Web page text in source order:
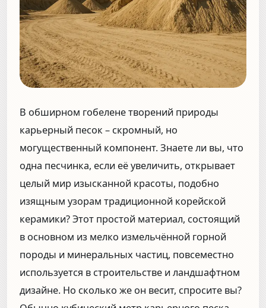
В обширном гобелене творений природы
карьерный песок – скромный, но
могущественный компонент. Знаете ли вы, что
одна песчинка, если её увеличить, открывает
целый мир изысканной красоты, подобно
изящным узорам традиционной корейской
керамики? Этот простой материал, состоящий
в основном из мелко измельчённой горной
породы и минеральных частиц, повсеместно
используется в строительстве и ландшафтном
дизайне. Но сколько же он весит, спросите вы?